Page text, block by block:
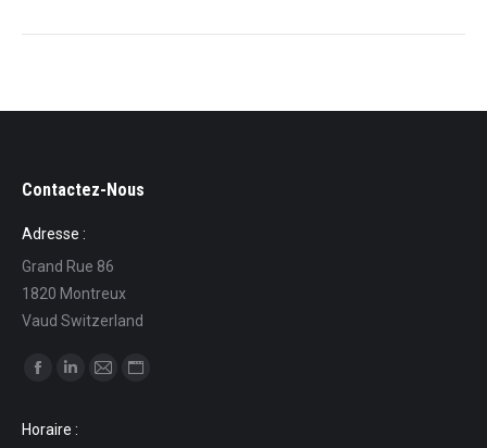
Contactez-Nous
Adresse :
Grand Rue 86
1820 Montreux
Vaud Switzerland
Find us on:
opensopens
Horaire :